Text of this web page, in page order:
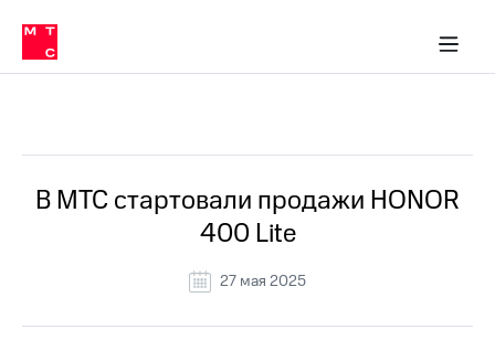
Медиа-центр
и акционерам
Устойчивое развитие
Комплаенс и деловая этика
компании
Карьера
История
Руководство
в МТС
Пресс-
релизы
о технологиях
В МТС стартовали продажи HONOR
400 Lite
27 мая 2025